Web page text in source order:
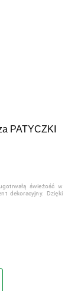
PATYCZKI
świeżość w
dekoracyjny. Dzięki